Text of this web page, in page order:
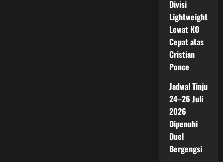
Divisi
Lightweight
Lewat KO
Cepat atas
Cristian
Ponce
Jadwal Tinju
24–26 Juli
2026
Dipenuhi
Duel
Bergengsi